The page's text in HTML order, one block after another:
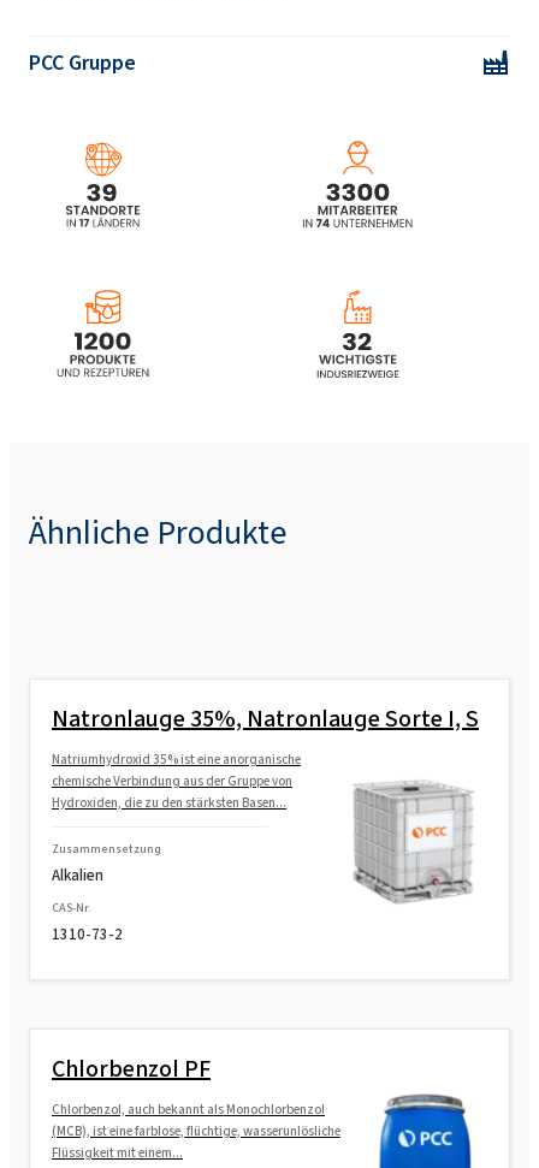
PCC Gruppe
Ähnliche Produkte
Natronlauge 35%, Natronlauge Sorte I, S
Natriumhydroxid 35% ist eine anorganische
chemische Verbindung aus der Gruppe von
Hydroxiden, die zu den stärksten Basen...
Zusammensetzung
Alkalien
CAS-Nr.
1310-73-2
Chlorbenzol PF
Chlorbenzol, auch bekannt als Monochlorbenzol
(MCB), ist eine farblose, flüchtige, wasserunlösliche
Flüssigkeit mit einem...